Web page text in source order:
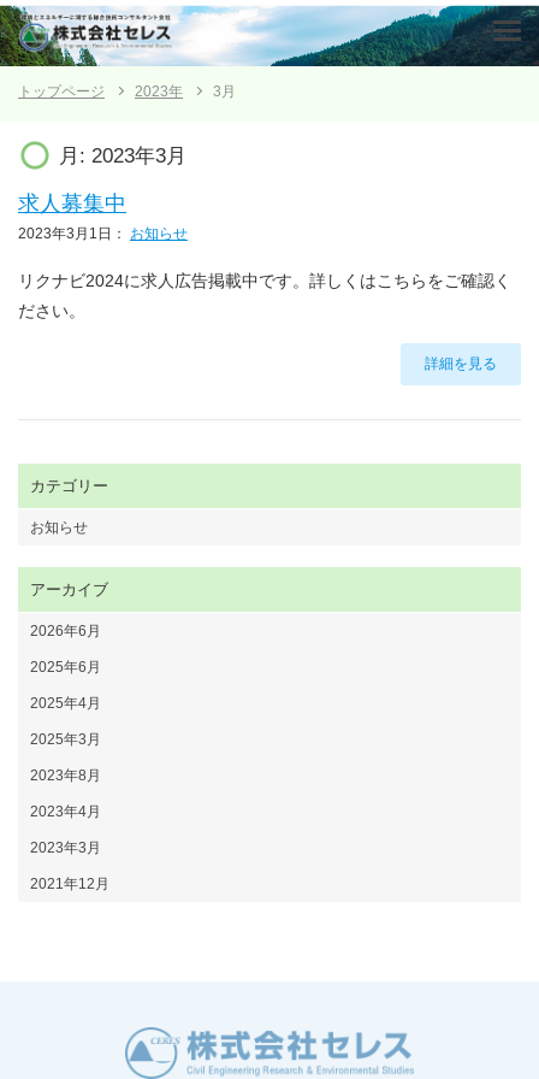
トップページ 2023年 3月
月: 2023年3月
求人募集中
2023年3月1日 ： お知らせ
リクナビ2024に求人広告掲載中です。詳しくはこちらをご確認く
ださい。
詳細を見る
カテゴリー
お知らせ
アーカイブ
2026年6月
2025年6月
2025年4月
2025年3月
2023年8月
2023年4月
2023年3月
2021年12月